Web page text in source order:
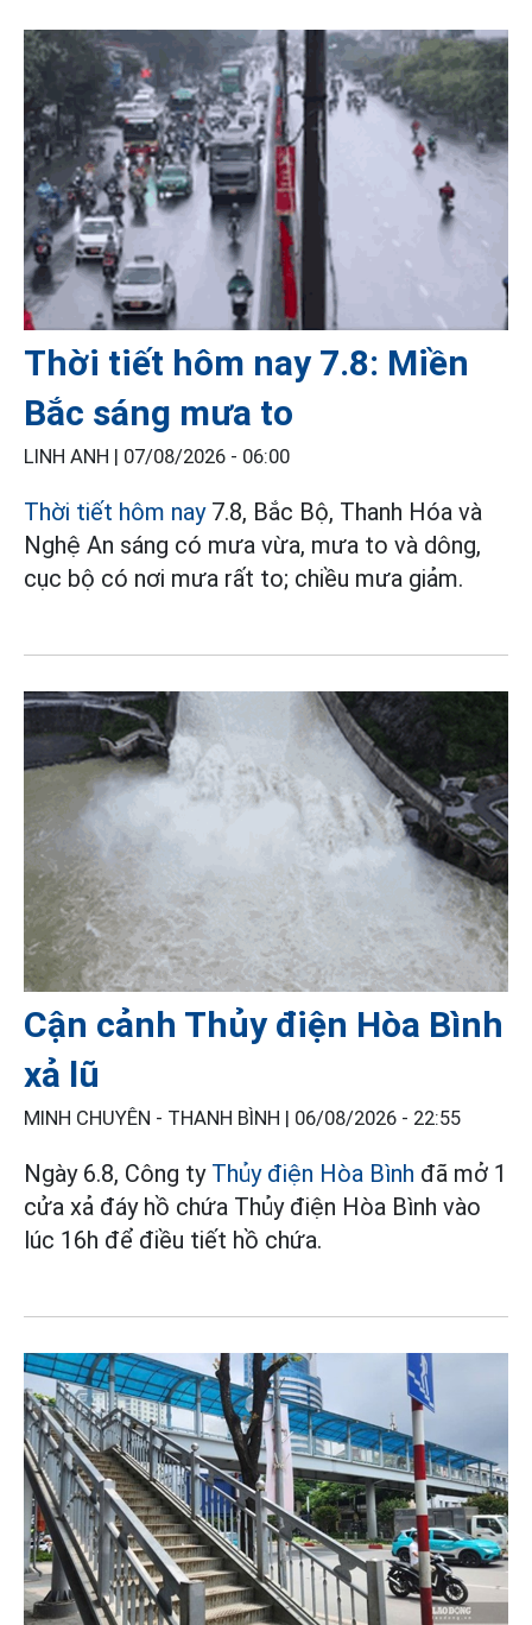
Thời tiết hôm nay 7.8: Miền
Bắc sáng mưa to
LINH ANH | 07/08/2026 - 06:00
Thời tiết hôm nay7.8, Bắc Bộ, Thanh Hóa và
Nghệ An sáng có mưa vừa, mưa to và dông,
cục bộ có nơi mưa rất to; chiều mưa giảm.
Cận cảnh Thủy điện Hòa Bình
xả lũ
MINH CHUYÊN - THANH BÌNH | 06/08/2026 - 22:55
Ngày 6.8, Công ty Thủy điện Hòa Bình đã mở 1
cửa xả đáy hồ chứa Thủy điện Hòa Bình vào
lúc 16h để điều tiết hồ chứa.